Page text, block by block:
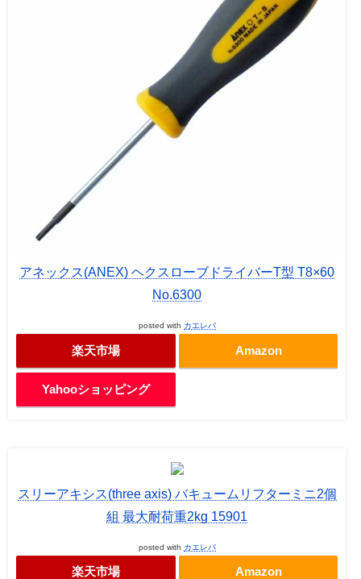
アネックス(ANEX) ヘクスローブドライバーT型 T8×60
No.6300
posted with カエレバ
楽天市場 Amazon
Yahooショッピング
スリーアキシス(three axis) バキュームリフターミニ2個
組 最大耐荷重2kg 15901
posted with カエレバ
楽天市場 Amazon